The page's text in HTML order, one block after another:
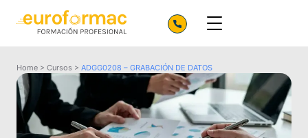
Home > Cursos > ADGG0208 – GRABACIÓN DE DATOS